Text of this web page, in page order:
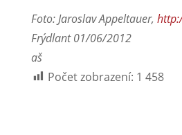
Foto: Jaroslav Appeltauer,
Frýdlant 01/06/2012
aš
Počet zobrazení: 1 458